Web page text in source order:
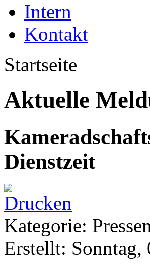
Intern
Kontakt
Startseite
Aktuelle
Dienstzeit
Kategorie:
Erstellt: Sonntag,